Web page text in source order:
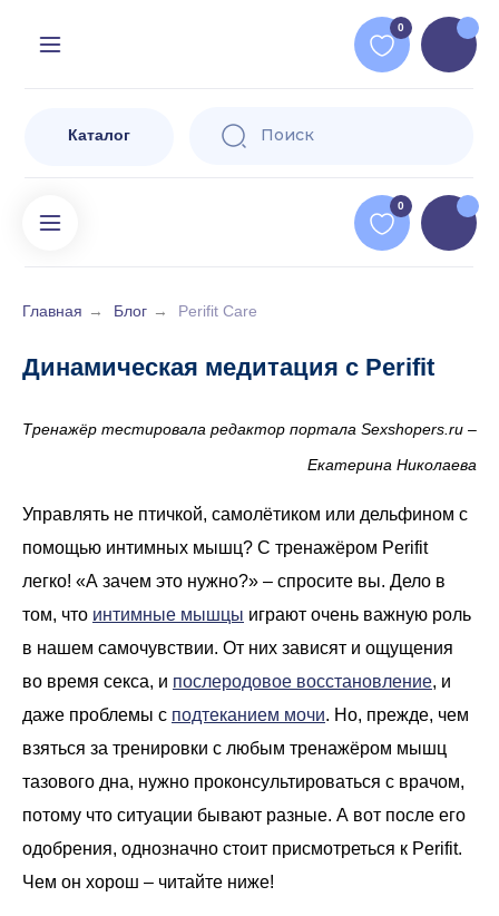
0
Каталог Поиск
и за ее
0
Главная → Блог → Perifit Care
Динамическая медитация с Perifit
Тренажёр тестировала редактор портала Sexshopers.ru –
Екатерина Николаева
Управлять не птичкой, самолётиком или дельфином с
помощью интимных мышц? С тренажёром Perifit
легко! «А зачем это нужно?» – спросите вы. Дело в
том, что интимные мышцы играют очень важную роль
в нашем самочувствии. От них зависят и ощущения
во время секса, и послеродовое восстановление, и
даже проблемы с подтеканием мочи. Но, прежде, чем
взяться за тренировки с любым тренажёром мышц
тазового дна, нужно проконсультироваться с врачом,
потому что ситуации бывают разные. А вот после его
одобрения, однозначно стоит присмотреться к Perifit.
Чем он хорош – читайте ниже!